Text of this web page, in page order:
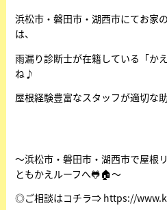
浜松市・磐田市・湖西市にてお家
は、
雨漏り診断士が在籍している「か
ね♪
屋根経験豊富なスタッフが適切
～浜松市・磐田市・湖西市で屋根
ともかえルーフへ🐸🏠～
◎ご相談はコチラ⇒ https://